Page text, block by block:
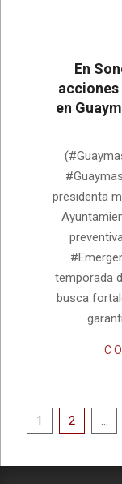
En
en
presidenta
temporada
busca
Paginación
entradas
1 2